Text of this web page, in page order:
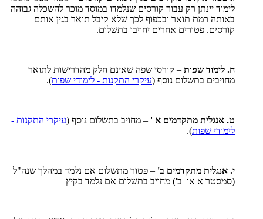
לימוד יינתן רק עבור קורסים שנלמדו במוסד מוכר להשכלה גבוהה
באותה רמת תואר ובכפוף לכך שלא קיבל תואר בגין אותם
קורסים. פטורים אחרים יחויבו בתשלום.
ח. לימוד שפות – קורסי שפה שאינם חלק מהדרישות לתואר
מחויבים בתשלום נוסף (עיקרי התקנות - לימודי שפות).
ט. אנגלית מתקדמים א ' – מחויב בתשלום נוסף (עיקרי התקנות -
לימודי שפות).
י. אנגלית מתקדמים ב' – פטור מתשלום אם נלמד במהלך שנה"ל
(סמסטר א או ב') מחויב בתשלום אם נלמד בקיץ